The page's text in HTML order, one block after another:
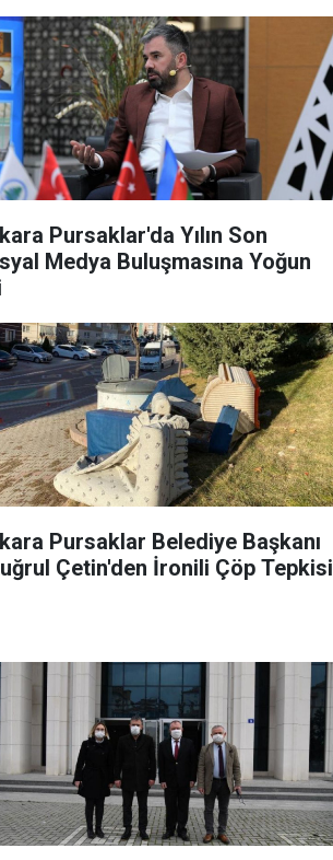
Pursaklar'da Yılın Son
Medya Buluşmasına Yoğun
Pursaklar Belediye Başkanı
Çetin'den İronili Çöp Tepkisi